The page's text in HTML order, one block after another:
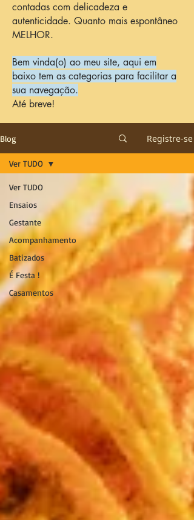
contadas com delicadeza e
autenticidade. Quanto mais espontâneo
MELHOR.
Bem vinda(o) ao meu site, aqui em
baixo tem as categorias para facilitar a
sua navegação.
Até breve!
Blog Registre-se
Ver TUDO
Ensaios
Gestante
Acompanhamento
Batizados
É Festa !
Casamentos
Ver TUDO